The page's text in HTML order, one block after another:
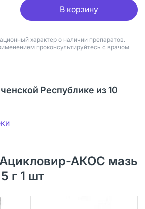
В корзину
характер о наличии препаратов.
проконсультируйтесь с врачом
Республике из 10
АКОС мазь
г 1 шт